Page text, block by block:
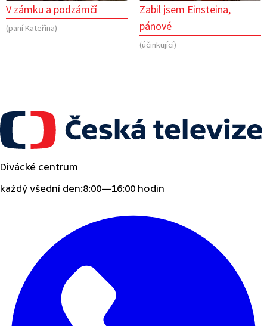
V zámku a podzámčí
(paní Kateřina)
Zabil jsem Einsteina,
pánové
(účinkující)